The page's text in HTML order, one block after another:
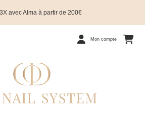
avec Alma à partir de 200€
Mon compte